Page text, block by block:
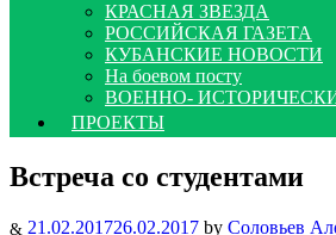
КРАСНАЯ ЗВЕЗДА
РОССИЙСКАЯ ГАЗЕТА
КУБАНСКИЕ НОВОСТИ
На боевом посту
ВОЕННО-
ПРОЕКТЫ
Встреча со студентами
21.02.201726.02.2017 by Соловьев